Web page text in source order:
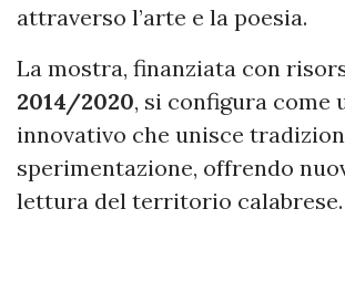
attraverso l’arte e la poesia.
La mostra, finanziata con
2014/2020, si configura come
innovativo che unisce
sperimentazione, offrendo
lettura del territorio calabrese.